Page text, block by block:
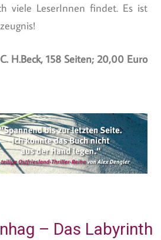
viele LeserInnen findet. Es ist
C. H.Beck, 158 Seiten; 20,00 Euro
– Das Labyrinth